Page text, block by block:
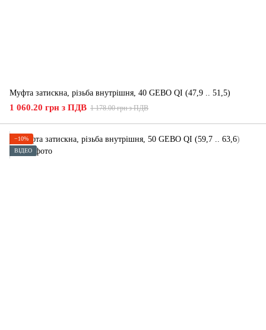
Муфта затискна, різьба внутрішня, 40 GEBO QI (47,9 .. 51,5)
1 060.20 грн з ПДВ 1 178.00 грн з ПДВ
−10%
ВІДЕО